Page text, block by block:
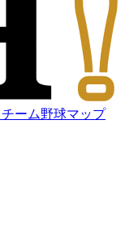
チーム野球マップ